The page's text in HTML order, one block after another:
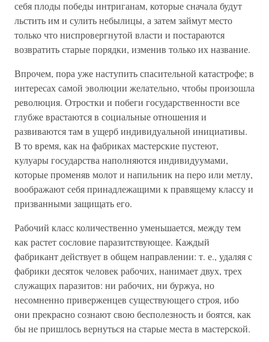
себя плоды победы интриганам, которые сначала будут
льстить им и сулить небылицы, а затем займут место
только что ниспровергнутой власти и постараются
возвратить старые порядки, изменив только их название.
Впрочем, пора уже наступить спасительной катастрофе; в
интересах самой эволюции желательно, чтобы произошла
революция. Отростки и побеги государственности все
глубже врастаются в социальные отношения и
развиваются там в ущерб индивидуальной инициативы.
В то время, как на фабриках мастерские пустеют,
кулуары государства наполняются индивидуумами,
которые променяв молот и напильник на перо или метлу,
воображают себя принадлежащими к правящему классу и
призванными защищать его.
Рабочий класс количественно уменьшается, между тем
как растет сословие паразитствующее. Каждый
фабрикант действует в общем направлении: т. е., удаляя с
фабрики десяток человек рабочих, нанимает двух, трех
служащих паразитов: ни рабочих, ни буржуа, но
несомненно приверженцев существующего строя, ибо
они прекрасно сознают свою бесполезность и боятся, как
бы не пришлось вернуться на старые места в мастерской.